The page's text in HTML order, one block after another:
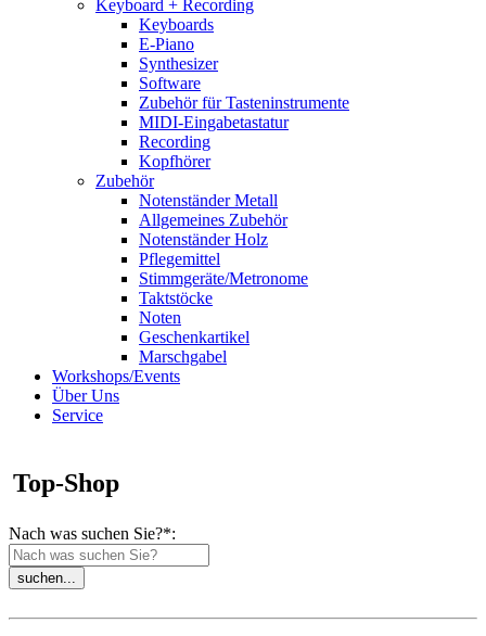
Keyboard + Recording
Keyboards
E-Piano
Synthesizer
Software
Zubehör für Tasteninstrumente
MIDI-Eingabetastatur
Recording
Kopfhörer
Zubehör
Notenständer Metall
Allgemeines Zubehör
Notenständer Holz
Pflegemittel
Stimmgeräte/Metronome
Taktstöcke
Noten
Geschenkartikel
Marschgabel
Workshops/Events
Über Uns
Service
Top-Shop
Nach was suchen Sie?*: